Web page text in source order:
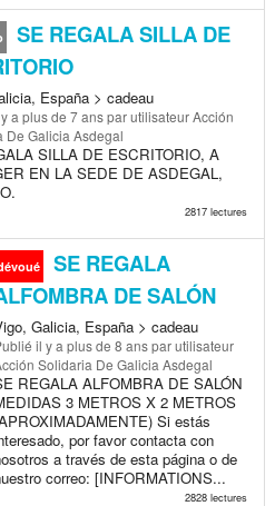
SE REGALA SILLA DE
España > cadeau
a plus de 7 anspar utilisateur Acción
De Galicia Asdegal
SILLA DE ESCRITORIO, A
EN LA SEDE DE ASDEGAL,
2817 lectures
SE REGALA
DE SALÓN
Galicia, España > cadeau
il y a plus de 8 anspar utilisateur
Solidaria De Galicia Asdegal
REGALA ALFOMBRA DE SALÓN
3 METROS X 2 METROS
Si estás
por favor contacta con
a través de esta página o de
correo: [INFORMATIONS...
2828 lectures